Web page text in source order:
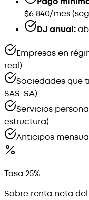
$6.840/mes
DJ anual:
Empresas en
real)
Sociedades que
SAS, SA)
Servicios
estructura)
Anticipos
Tasa 25%
Sobre renta neta